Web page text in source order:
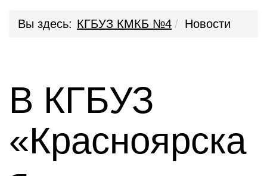
Вы здесь: КГБУЗ КМКБ №4 Новости
В КГБУЗ
«Красноярска